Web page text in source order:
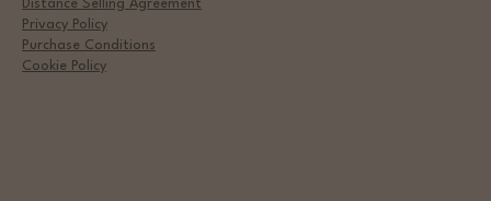
Distance Selling Agreement
Privacy Policy
Purchase Conditions
Cookie Policy